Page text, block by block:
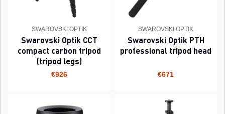
SWAROVSKI OPTIK
Swarovski Optik CCT
compact carbon tripod
(tripod legs)
€926
SWAROVSKI OPTIK
Swarovski Optik PTH
professional tripod head
€671